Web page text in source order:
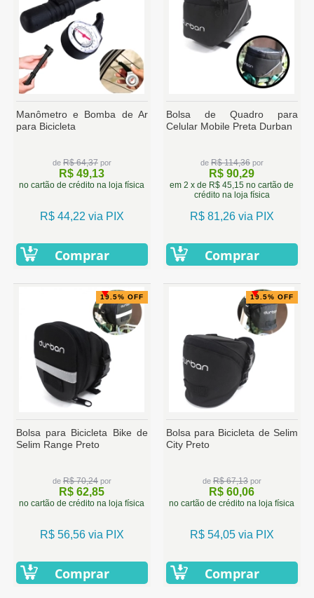
Manômetro e Bomba de Ar
para Bicicleta
de R$ 64,37por
R$ 49,13
no cartão de crédito na loja física
R$ 44,22 via PIX
Comprar
Bolsa de Quadro para
Celular Mobile Preta Durban
de R$ 114,36por
R$ 90,29
em 2 x de R$ 45,15 no cartão de
crédito na loja física
R$ 81,26 via PIX
Comprar
19.5% OFF
Bolsa para Bicicleta Bike de
Selim Range Preto
de R$ 70,24por
R$ 62,85
no cartão de crédito na loja física
R$ 56,56 via PIX
Comprar
19.5% OFF
Bolsa para Bicicleta de Selim
City Preto
de R$ 67,13por
R$ 60,06
no cartão de crédito na loja física
R$ 54,05 via PIX
Comprar